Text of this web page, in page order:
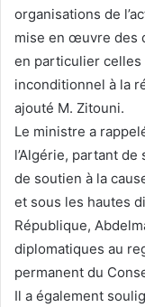
organisations de
mise en œuvre des
en particulier
inconditionnel à la
ajouté M. Zitouni.
Le ministre a
l’Algérie, partant
de soutien à la
et sous les hautes
République,
diplomatiques au
permanent du
Il a également